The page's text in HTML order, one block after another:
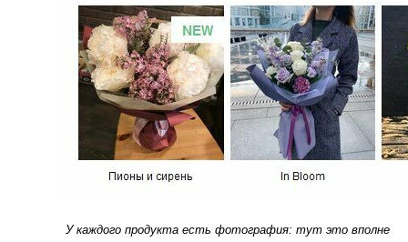
У каждого продукта есть фотография: тут это вполне